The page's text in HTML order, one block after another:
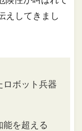
えしてきまし
ロボット兵器
能を超える